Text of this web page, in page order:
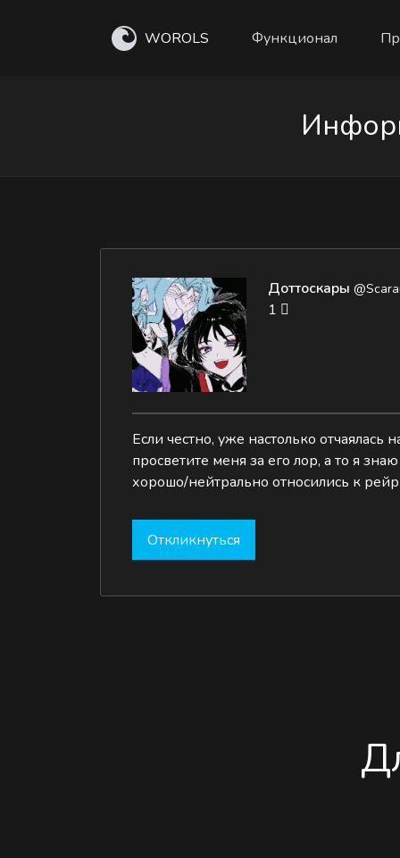
WOROLS Функционал
Доттоскары
1
Если честно, уже настолько отчаялась
просветите меня за его лор, а то я
хорошо/нейтрально относились к
Откликнуться